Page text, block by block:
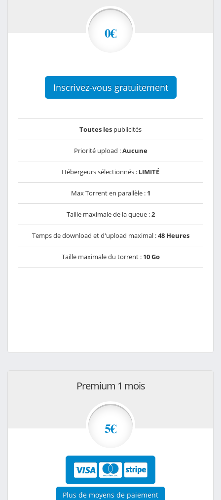
0€
Inscrivez-vous gratuitement
Toutes les publicités
Priorité upload :Aucune
Hébergeurs sélectionnés : LIMITÉ
Max Torrent en parallèle : 1
Taille maximale de la queue :2
Temps de download et d'upload maximal :48 Heures
Taille maximale du torrent : 10 Go
Premium 1 mois
5€
Plus de moyens de paiement